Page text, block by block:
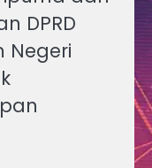
DPRD
Negeri